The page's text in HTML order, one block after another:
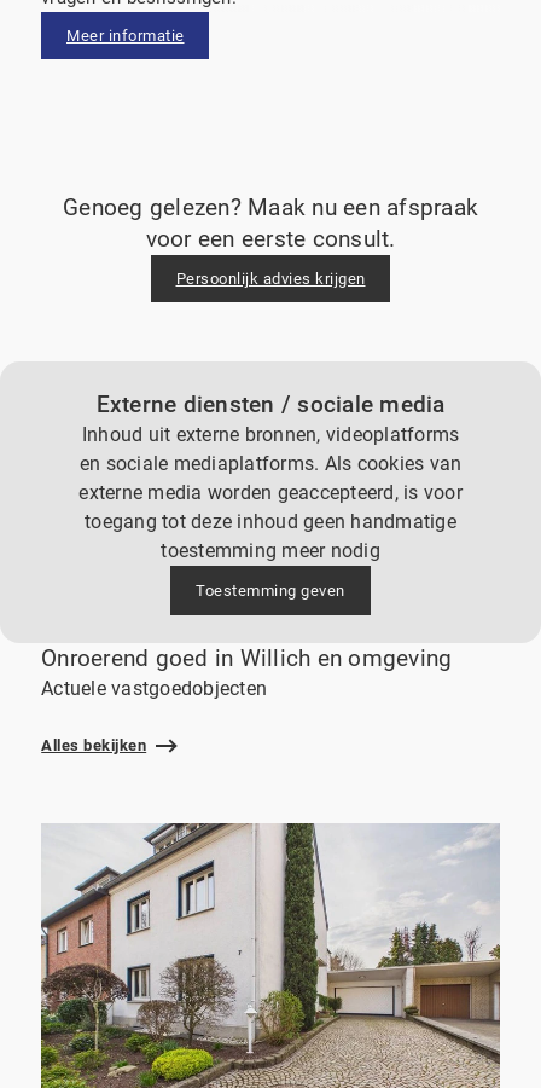
Meer informatie
Genoeg gelezen? Maak nu een afspraak
voor een eerste consult.
Persoonlijk advies krijgen
Externe diensten / sociale media
Inhoud uit externe bronnen, videoplatforms
en sociale mediaplatforms. Als cookies van
externe media worden geaccepteerd, is voor
toegang tot deze inhoud geen handmatige
toestemming meer nodig
Toestemming geven
Onroerend goed in Willich en omgeving
Actuele vastgoedobjecten
Alles bekijken